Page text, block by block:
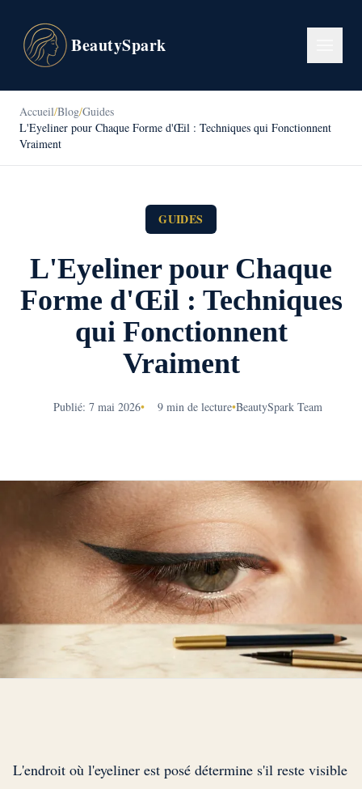
BeautySpark
Accueil/Blog/Guides
L'Eyeliner pour Chaque Forme d'Œil : Techniques qui Fonctionnent
Vraiment
GUIDES
L'Eyeliner pour Chaque
Forme d'Œil : Techniques
qui Fonctionnent
Vraiment
Publié: 7 mai 2026• 9 min de lecture•BeautySpark Team
L'endroit où l'eyeliner est posé détermine s'il reste visible